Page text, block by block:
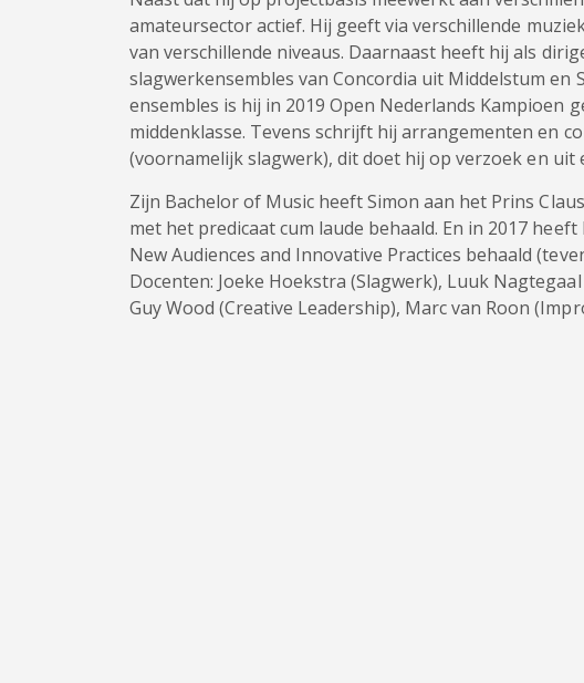
amateursector actief. Hij geeft via verschillende
van verschillende niveaus. Daarnaast heeft hij als
slagwerkensembles van Concordia uit Middelstum en
ensembles is hij in 2019 Open Nederlands Kampioen
middenklasse. Tevens schrijft hij arrangementen en
(voornamelijk slagwerk), dit doet hij op verzoek en uit
Zijn Bachelor of Music heeft Simon aan het Prins
met het predicaat cum laude behaald. En in 2017
New Audiences and Innovative Practices behaald
Docenten: Joeke Hoekstra (Slagwerk), Luuk
Guy Wood (Creative Leadership), Marc van Roon